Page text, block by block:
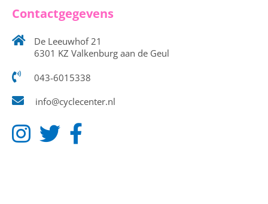
Contactgegevens
De Leeuwhof 21
6301 KZ Valkenburg aan de Geul
043-6015338
info@cyclecenter.nl